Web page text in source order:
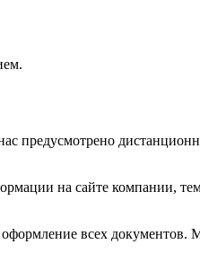
предусмотрено
на сайте компании,
всех документов.